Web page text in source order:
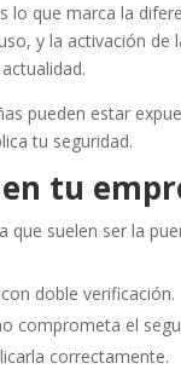
lo que marca la
y la activación de
pueden estar
tu seguridad.
tu
que suelen ser la
con doble verificación.
comprometa el
correctamente.